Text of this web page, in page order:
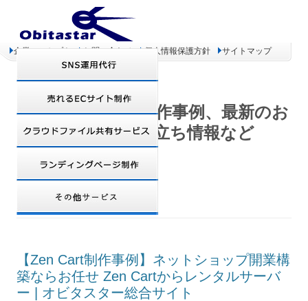
企業コンセプト お問い合わせ 個人情報保護方針 サイトマップ
オビタスター 制作事例、最新のお
得情報、お役立ち情報など
TAG ARCHIVES:ウェブマスターツール
【Zen Cart制作事例】ネットショップ開業構
築ならお任せ Zen Cartからレンタルサーバ
ー | オビタスター総合サイト